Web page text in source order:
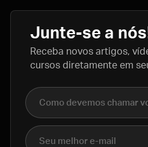
Junte-se a
Receba novos artigos,
cursos diretamente em
Nome completo
E-mail